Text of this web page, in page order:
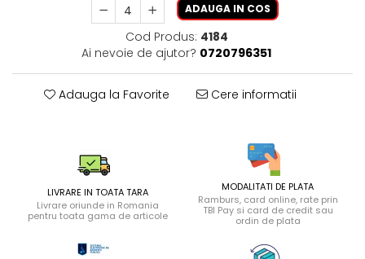
ADAUGA IN COS
Cod Produs: 4184
Ai nevoie de ajutor? 0720796351
Adauga la Favorite Cere informatii
LIVRARE IN TOATA TARA
Livrare oriunde in Romania
pentru toata gama de articole
MODALITATI DE PLATA
Ramburs, card online, rate prin
TBI Pay si card de credit sau
ordin de plata